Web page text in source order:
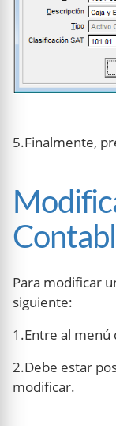
5.Finalmente,
Para modificar
siguiente:
1.Entre al menú
2.Debe estar
modificar.